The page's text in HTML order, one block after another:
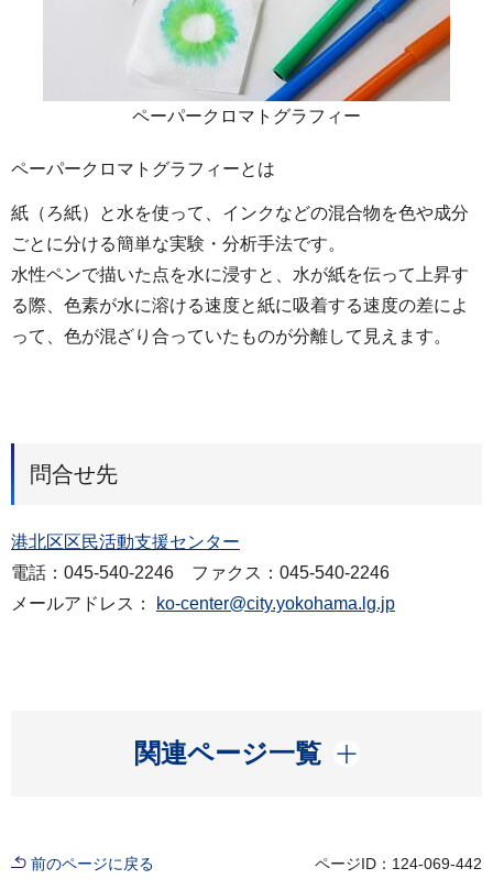
ペーパークロマトグラフィー
ペーパークロマトグラフィーとは
紙（ろ紙）と水を使って、インクなどの混合物を色や成分
ごとに分ける簡単な実験・分析手法です。
水性ペンで描いた点を水に浸すと、水が紙を伝って上昇す
る際、色素が水に溶ける速度と紙に吸着する速度の差によ
って、色が混ざり合っていたものが分離して見えます。
問合せ先
港北区区民活動支援センター
電話：045-540-2246 ファクス：045-540-2246
メールアドレス：
ko-center@city.yokohama.lg.jp
関連ページ一覧
開く
前のページに戻る ページID：124-069-442